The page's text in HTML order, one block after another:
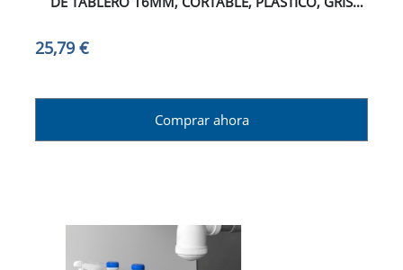
25,79 €
Comprar ahora